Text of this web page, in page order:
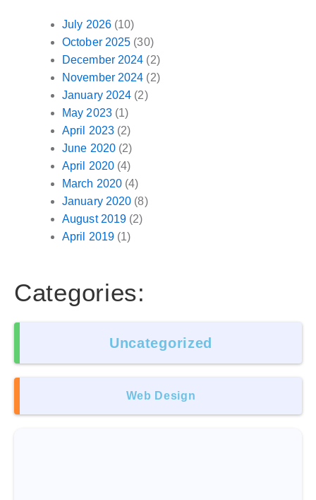
July 2026(10)
October 2025 (30)
December 2024 (2)
November 2024 (2)
January 2024 (2)
May 2023(1)
April 2023 (2)
June 2020(2)
April 2020 (4)
March 2020 (4)
January 2020 (8)
August 2019 (2)
April 2019 (1)
Categories:
Uncategorized
Web Design